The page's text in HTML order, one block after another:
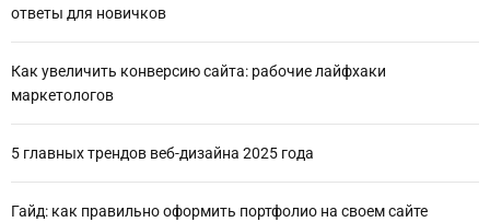
ответы для новичков
Как увеличить конверсию сайта: рабочие лайфхаки
маркетологов
5 главных трендов веб-дизайна 2025 года
Гайд: как правильно оформить портфолио на своем сайте